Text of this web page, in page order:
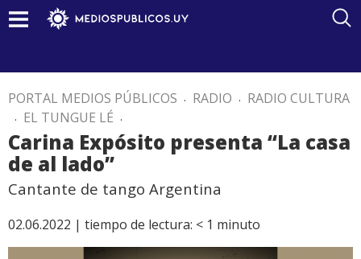
PORTAL MEDIOS PÚBLICOS . RADIO . RADIO CULTURA
. EL TUNGUE LÉ .
Carina Expósito presenta “La casa
de al lado”
Cantante de tango Argentina
02.06.2022 | tiempo de lectura: < 1 minuto